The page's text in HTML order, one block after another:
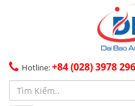
Hotline:+84 (028) 3978